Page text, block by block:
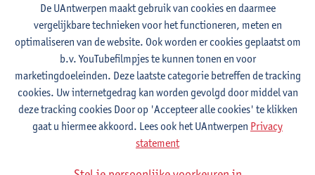
Accountancy
1E/2E SEM
6studiepunten
Lesgever(s):
Tom Van Caneghem Christine Lippens
Domein 6. Kwantitatieve methoden
Beschrijvende statistiek en kansrekenen
2E SEM
3studiepunten
Stephan Van der Veeken
De UAntwerpen maakt gebruik van cookies en daarmee
vergelijkbare technieken voor het functioneren, meten en
optimaliseren van de website. Ook worden er cookies geplaatst om
b.v. YouTubefilmpjes te kunnen tonen en voor
marketingdoeleinden. Deze laatste categorie betreffen de tracking
cookies. Uw internetgedrag kan worden gevolgd door middel van
deze tracking cookies Door op 'Accepteer alle cookies' te klikken
gaat u hiermee akkoord. Lees ook het UAntwerpen Privacy
statement